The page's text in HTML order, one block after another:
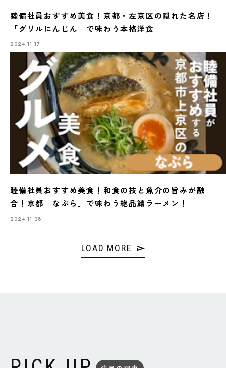
睦備社員おすすめ美食！京都・左京区の隠れた名店！
「グリルにんじん」で味わう本格洋食
2024.11.17
睦備社員おすすめ美食！和食の技と魚介の旨みが融
合！京都「なぶら」で味わう絶品鯖ラーメン！
2024.11.08
LOAD MORE